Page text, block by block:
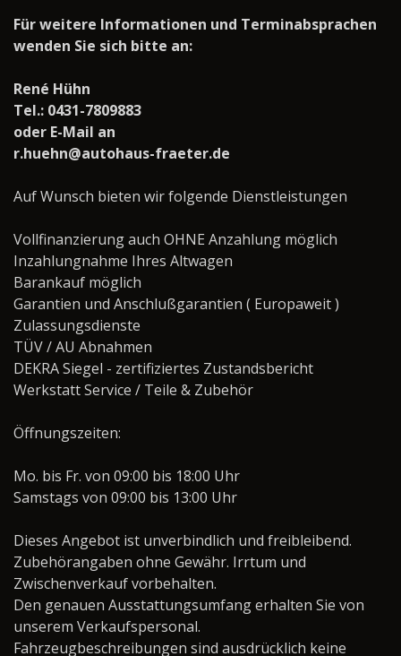
Für weitere Informationen und Terminabsprachen
wenden Sie sich bitte an:
René Hühn
Tel.: 0431-7809883
oder E-Mail an
r.huehn@autohaus-fraeter.de
Auf Wunsch bieten wir folgende Dienstleistungen
Vollfinanzierung auch OHNE Anzahlung möglich
Inzahlungnahme Ihres Altwagen
Barankauf möglich
Garantien und Anschlußgarantien ( Europaweit )
Zulassungsdienste
TÜV / AU Abnahmen
DEKRA Siegel - zertifiziertes Zustandsbericht
Werkstatt Service / Teile & Zubehör
Öffnungszeiten:
Mo. bis Fr. von 09:00 bis 18:00 Uhr
Samstags von 09:00 bis 13:00 Uhr
Dieses Angebot ist unverbindlich und freibleibend.
Zubehörangaben ohne Gewähr. Irrtum und
Zwischenverkauf vorbehalten.
Den genauen Ausstattungsumfang erhalten Sie von
unserem Verkaufspersonal.
Fahrzeugbeschreibungen sind ausdrücklich keine